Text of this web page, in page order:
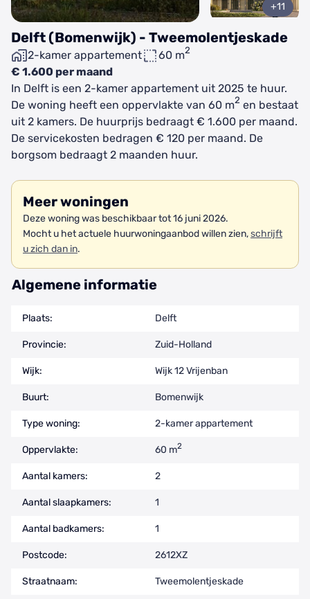
Delft (Bomenwijk) - Tweemolentjeskade
2-kamer appartement 60 m2
€ 1.600 per maand
+11
In Delft is een 2-kamer appartement uit 2025 te huur.
De woning heeft een oppervlakte van 60 m2 en bestaat
uit 2 kamers. De huurprijs bedraagt € 1.600 per maand.
De servicekosten bedragen € 120 per maand. De
borgsom bedraagt 2 maanden huur.
Meer woningen
Deze woning was beschikbaar tot 16 juni 2026.
Mocht u het actuele huurwoningaanbod willen zien,schrijft
u zich dan in.
Algemene informatie
Plaats: Delft
Provincie: Zuid-Holland
Wijk: Wijk 12 Vrijenban
Buurt: Bomenwijk
Type woning: 2-kamer appartement
Oppervlakte: 60 m2
Aantal kamers: 2
Aantal slaapkamers: 1
Aantal badkamers: 1
Postcode: 2612XZ
Straatnaam: Tweemolentjeskade